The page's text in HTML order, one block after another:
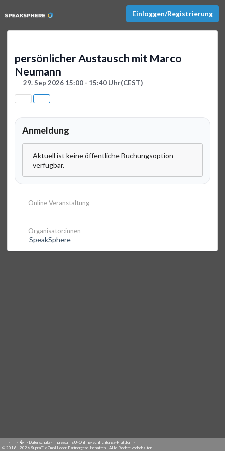
Einloggen/Registrierung
persönlicher Austausch mit Marco
Neumann
29. Sep 2026 15:00 - 15:40 Uhr(CEST)
Anmeldung
Aktuell ist keine öffentliche Buchungsoption
verfügbar.
Online Veranstaltung
Organisator:innen
SpeakSphere
· · · Datenschutz · Impressum EU-Online-Schlichtungs-Plattform ·
© 2016 - 2026 SupraTix GmbH oder Partnergesellschaften - Alle Rechte vorbehalten.